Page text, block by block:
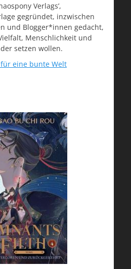
Verlags’,
gegründet, inzwischen
und Blogger*innen gedacht,
Menschlichkeit und
setzen wollen.
eine bunte Welt